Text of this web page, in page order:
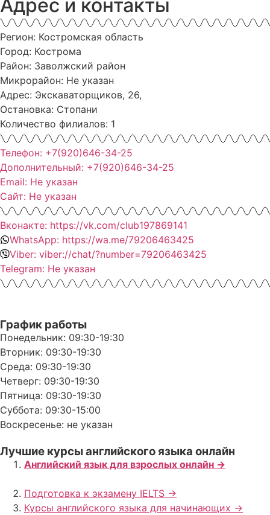
Адрес и контакты
Регион: Костромская область
Город: Кострома
Район: Заволжский район
Микрорайон: Не указан
Адрес: Экскаваторщиков, 26,
Остановка: Стопани
Количество филиалов: 1
Телефон: +7(920)646-34-25
Дополнительный: +7(920)646-34-25
Email: Не указан
Сайт: Не указан
Вконакте: https://vk.com/club197869141
WhatsApp: https://wa.me/79206463425
Viber: viber://chat/?number=79206463425
Telegram: Не указан
График работы
Понедельник: 09:30-19:30
Вторник: 09:30-19:30
Среда: 09:30-19:30
Четверг: 09:30-19:30
Пятница: 09:30-19:30
Суббота: 09:30-15:00
Воскресенье: не указан
Лучшие курсы английского языка онлайн
Английский язык для взрослых онлайн ->
Подготовка к экзамену IELTS ->
Курсы английского языка для начинающих ->